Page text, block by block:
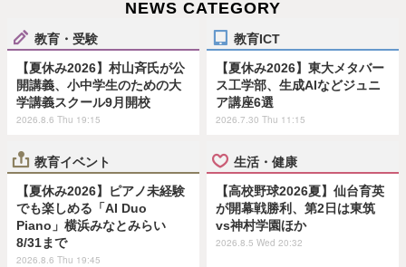
NEWS CATEGORY
教育・受験
【夏休み2026】村山斉氏が公
開講義、小中学生のための大
学講義スクール9月開校
2026.8.6 Thu 19:15
教育ICT
【夏休み2026】東大メタバー
ス工学部、生成AIなどジュニ
ア講座6選
2026.7.30 Thu 11:15
教育イベント
【夏休み2026】ピアノ未経験
でも楽しめる「AI Duo
Piano」横浜みなとみらい
8/31まで
2026.8.6 Thu 19:45
生活・健康
【高校野球2026夏】仙台育英
が開幕戦勝利、第2日は東筑
vs神村学園ほか
2026.8.5 Wed 20:32